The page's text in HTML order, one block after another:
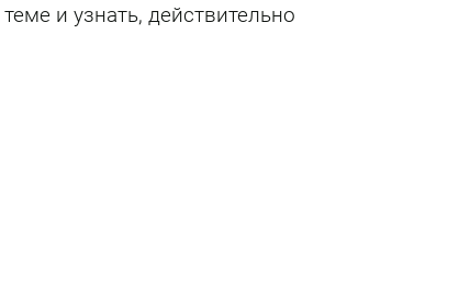
и узнать, действительно